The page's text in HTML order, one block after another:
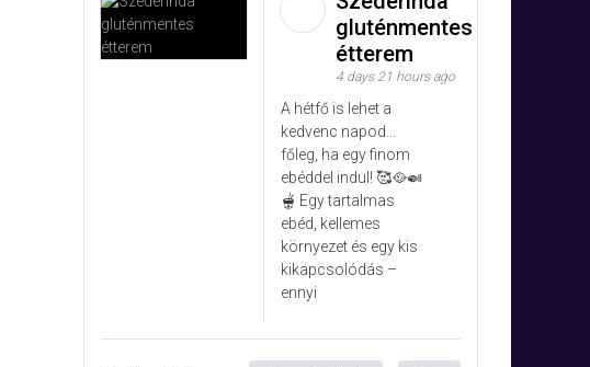
gluténmentes
étterem
4 days 21 hours ago
A hétfő is lehet a
kedvenc napod…
főleg, ha egy finom
ebéddel indul! 🥰🥘🍛
🫕 Egy tartalmas
ebéd, kellemes
környezet és egy kis
kikapcsolódás –
ennyi